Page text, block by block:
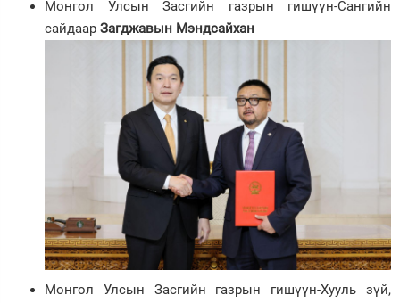
Монгол Улсын Засгийн газрын гишүүн-Сангийн
сайдаар Загджавын Мэндсайхан
Монгол Улсын Засгийн газрын гишүүн-Хууль зүй,